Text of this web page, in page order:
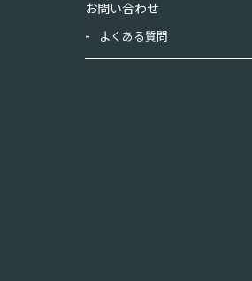
お問い合わせ
よくある質問